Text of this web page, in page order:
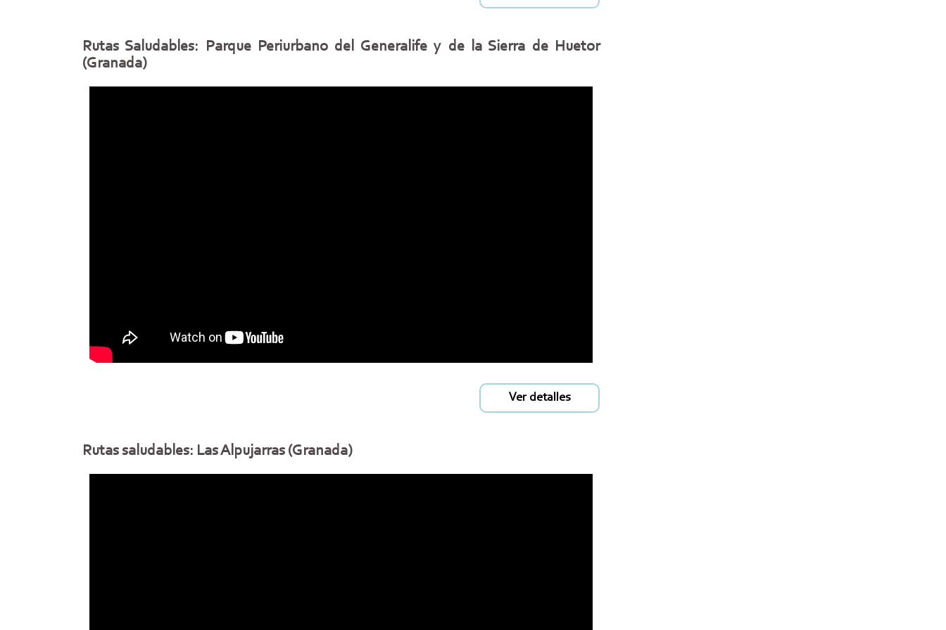
Rutas Saludables: Parque Periurbano del Generalife y de la Sierra de Huetor
(Granada)
Ver detalles
Rutas saludables: Las Alpujarras (Granada)